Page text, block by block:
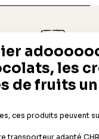
Livraison rapide 24/48h
Offerte dès 69 € en point